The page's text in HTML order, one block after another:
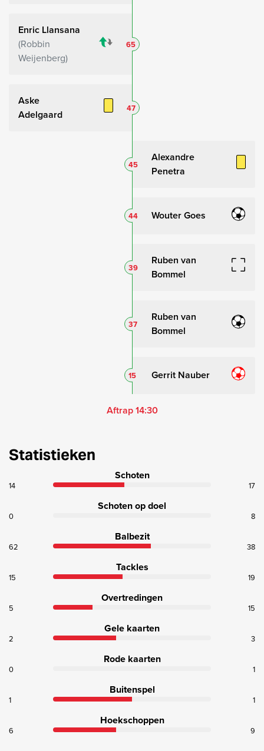
Enric Llansana
Robbin
Weijenberg
65
Aske
Adelgaard
47
Alexandre
Penetra
45
Wouter Goes
44
Ruben van
Bommel
39
Ruben van
Bommel
37
Gerrit Nauber
15
Aftrap 14:30
Statistieken
Schoten
14 17
Schoten op doel
0 8
Balbezit
62 38
Tackles
15 19
Overtredingen
5 15
Gele kaarten
2 3
Rode kaarten
0 1
Buitenspel
1 1
Hoekschoppen
6 9